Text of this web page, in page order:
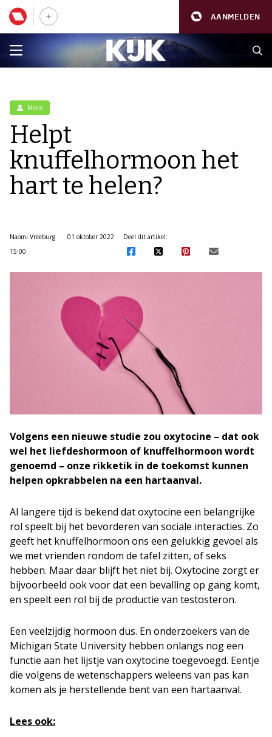
AANMELDEN
Mens
Helpt
knuffelhormoon het
hart te helen?
Naomi Vreeburg
01 oktober 2022
15:00
Deel dit artikel:
Volgens een nieuwe studie zou oxytocine – dat ook
wel het liefdeshormoon of knuffelhormoon wordt
genoemd – onze rikketik in de toekomst kunnen
helpen opkrabbelen na een hartaanval.
Al langere tijd is bekend dat oxytocine een belangrijke
rol speelt bij het bevorderen van sociale interacties. Zo
geeft het knuffelhormoon ons een gelukkig gevoel als
we met vrienden rondom de tafel zitten, of seks
hebben. Maar daar blijft het niet bij. Oxytocine zorgt er
bijvoorbeeld ook voor dat een bevalling op gang komt,
en speelt een rol bij de productie van testosteron.
Een veelzijdig hormoon dus. En onderzoekers van de
Michigan State University hebben onlangs nog een
functie aan het lijstje van oxytocine toegevoegd. Eentje
die volgens de wetenschappers weleens van pas kan
komen als je herstellende bent van een hartaanval.
Lees ook: